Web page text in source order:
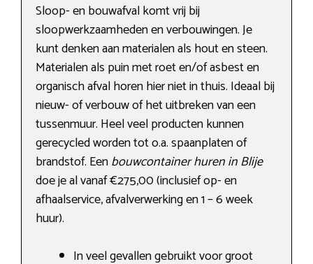
Sloop- en bouwafval komt vrij bij
sloopwerkzaamheden en verbouwingen. Je
kunt denken aan materialen als hout en steen.
Materialen als puin met roet en/of asbest en
organisch afval horen hier niet in thuis. Ideaal bij
nieuw- of verbouw of het uitbreken van een
tussenmuur. Heel veel producten kunnen
gerecycled worden tot o.a. spaanplaten of
brandstof. Eenbouwcontainer huren in Blije
doe je al vanaf €275,00 (inclusief op- en
afhaalservice, afvalverwerking en 1 – 6 week
huur).
In veel gevallen gebruikt voor groot